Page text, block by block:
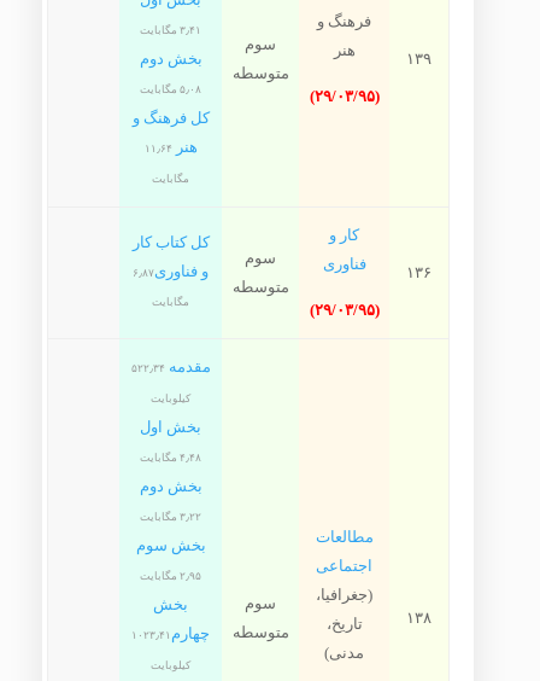
۱۳۹
فرهنگ و
هنر
(۲۹/۰۳/۹۵)
سوم
متوسطه
۳٫۴۱ مگابایت
بخش دوم
۵٫۰۸ مگابایت
کل فرهنگ و
هنر
۱۱٫۶۴
مگابایت
۱۳۶
کار و
فناوری
(۲۹/۰۳/۹۵)
سوم
متوسطه
کل کتاب کار
و فناوری۶٫۸۷
مگابایت
۱۳۸
مطالعات
اجتماعی
(جغرافیا،
تاریخ،
مدنی)
سوم
متوسطه
مقدمه ۵۲۲٫۳۴
کیلوبایت
بخش اول
۴٫۴۸ مگابایت
بخش دوم
۳٫۲۲ مگابایت
بخش سوم
۲٫۹۵ مگابایت
بخش
چهارم ۱۰۲۳٫۴۱
کیلوبایت